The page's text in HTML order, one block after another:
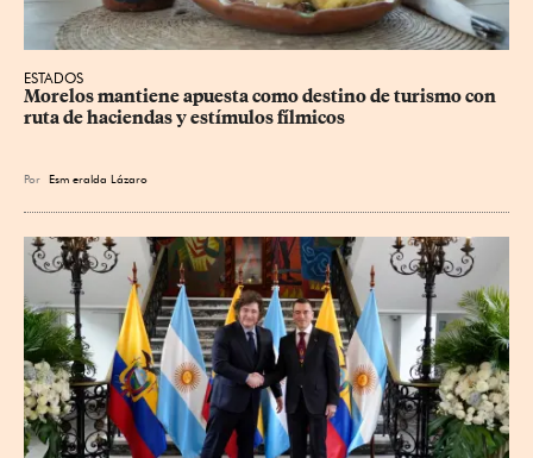
ESTADOS
Morelos mantiene apuesta como destino de turismo con
ruta de haciendas y estímulos fílmicos
Por Esm eralda Lázaro